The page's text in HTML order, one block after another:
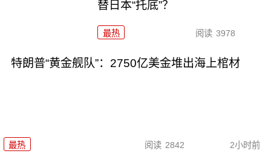
替日本“托底”？
最热 阅读 3978
特朗普“黄金舰队”：2750亿美金堆出海上棺材
最热 阅读 2842 2小时前